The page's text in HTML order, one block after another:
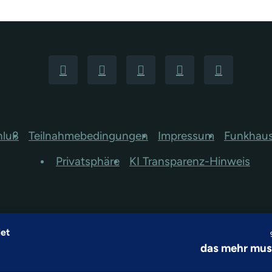
Teilnahmebedingungen Impressum
Privatsphäre
KI Transparenz-Hinweis
das mehr